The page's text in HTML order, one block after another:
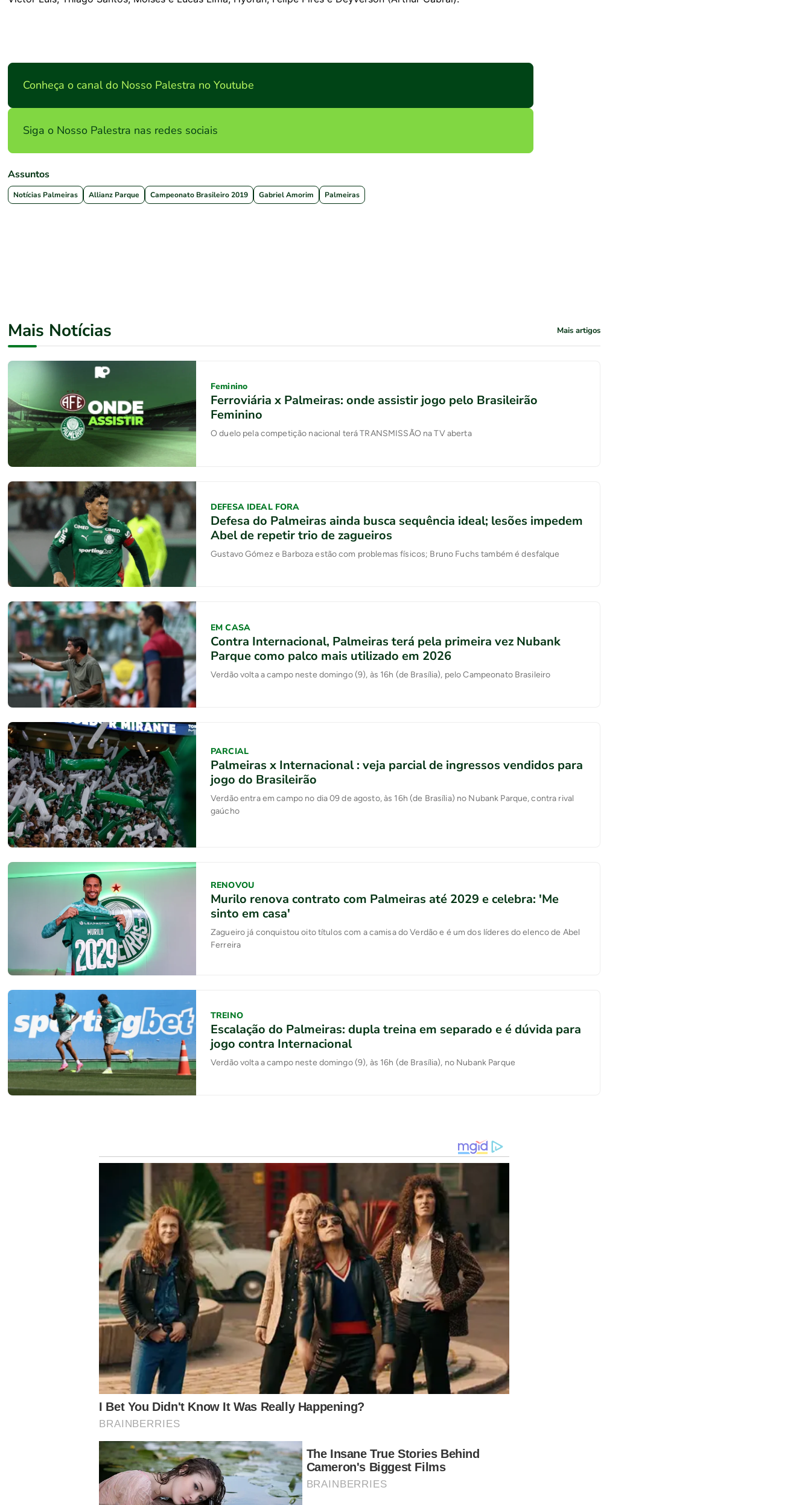
Conheça o canal do Nosso Palestra no Youtube
Siga o Nosso Palestra nas redes sociais
Assuntos
Notícias Palmeiras Allianz Parque Campeonato Brasileiro 2019 Gabriel Amorim Palmeiras
Mais Notícias Mais artigos
Feminino
Ferroviária x Palmeiras: onde assistir jogo pelo Brasileirão
Feminino
O duelo pela competição nacional terá TRANSMISSÃO na TV aberta
DEFESA IDEAL FORA
Defesa do Palmeiras ainda busca sequência ideal; lesões impedem
Abel de repetir trio de zagueiros
Gustavo Gómez e Barboza estão com problemas físicos; Bruno Fuchs também é desfalque
EM CASA
Contra Internacional, Palmeiras terá pela primeira vez Nubank
Parque como palco mais utilizado em 2026
Verdão volta a campo neste domingo (9), às 16h (de Brasília), pelo Campeonato Brasileiro
PARCIAL
Palmeiras x Internacional : veja parcial de ingressos vendidos para
jogo do Brasileirão
Verdão entra em campo no dia 09 de agosto, às 16h (de Brasília) no Nubank Parque, contra rival
gaúcho
RENOVOU
Murilo renova contrato com Palmeiras até 2029 e celebra: 'Me
sinto em casa'
Zagueiro já conquistou oito títulos com a camisa do Verdão e é um dos líderes do elenco de Abel
Ferreira
TREINO
Escalação do Palmeiras: dupla treina em separado e é dúvida para
jogo contra Internacional
Verdão volta a campo neste domingo (9), às 16h (de Brasília), no Nubank Parque